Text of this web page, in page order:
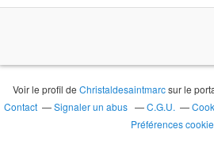
Voir le profil deChristaldesaintmarcsur le
Contact
Signaler un abus C.G.U.
Préférences